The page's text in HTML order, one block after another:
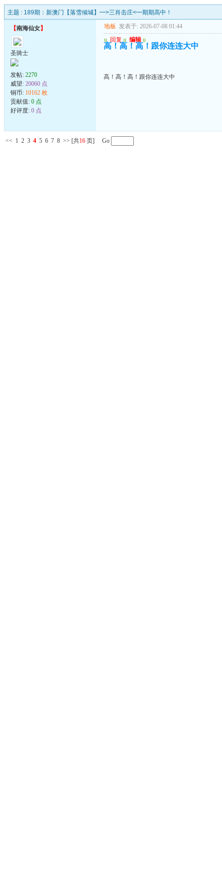
主题 : 189期：新澳门【落雪倾城】━>三肖击庄<━期期高中！
【南海仙女】
圣骑士
发帖: 2270
威望: 20060 点
铜币: 10162 枚
贡献值: 0 点
好评度: 0 点
地板 发表于: 2026-07-08 01:44
u 回复 u 编辑 u
高！高！高！跟你连连大中
高！高！高！跟你连连大中
<< 1 2 3 4 5 6 7 8 >> [共16 页] Go